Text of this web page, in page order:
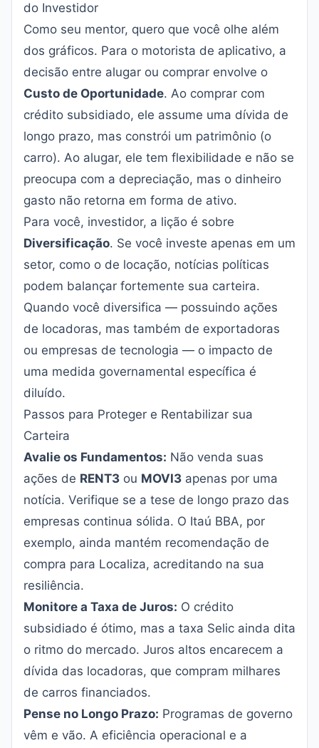
do Investidor
Como seu mentor, quero que você olhe além
dos gráficos. Para o motorista de aplicativo, a
decisão entre alugar ou comprar envolve o
Custo de Oportunidade. Ao comprar com
crédito subsidiado, ele assume uma dívida de
longo prazo, mas constrói um patrimônio (o
carro). Ao alugar, ele tem flexibilidade e não se
preocupa com a depreciação, mas o dinheiro
gasto não retorna em forma de ativo.
Para você, investidor, a lição é sobre
Diversificação. Se você investe apenas em um
setor, como o de locação, notícias políticas
podem balançar fortemente sua carteira.
Quando você diversifica — possuindo ações
de locadoras, mas também de exportadoras
ou empresas de tecnologia — o impacto de
uma medida governamental específica é
diluído.
Passos para Proteger e Rentabilizar sua
Carteira
Avalie os Fundamentos: Não venda suas
ações de RENT3 ou MOVI3 apenas por uma
notícia. Verifique se a tese de longo prazo das
empresas continua sólida. O Itaú BBA, por
exemplo, ainda mantém recomendação de
compra para Localiza, acreditando na sua
resiliência.
Monitore a Taxa de Juros: O crédito
subsidiado é ótimo, mas a taxa Selic ainda dita
o ritmo do mercado. Juros altos encarecem a
dívida das locadoras, que compram milhares
de carros financiados.
Pense no Longo Prazo: Programas de governo
vêm e vão. A eficiência operacional e a